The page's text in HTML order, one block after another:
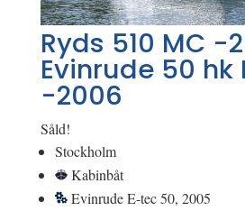
Ryds 510 MC -
Evinrude 50 hk
-2006
Såld!
Stockholm
Kabinbåt
Evinrude E-tec 50, 2005